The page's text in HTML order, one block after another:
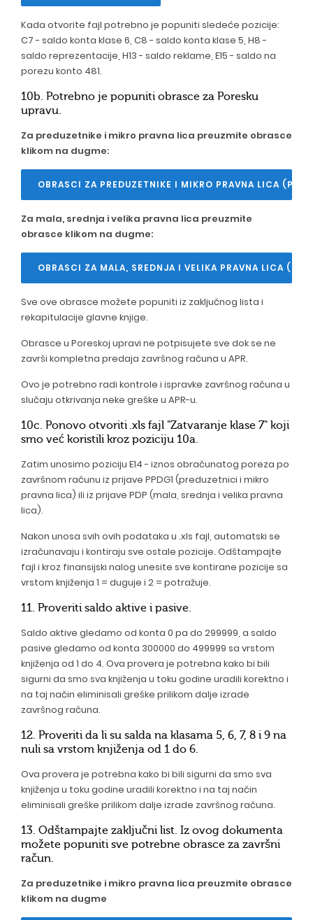
Kada otvorite fajl potrebno je popuniti sledeće pozicije:
C7 - saldo konta klase 6, C8 - saldo konta klase 5, H8 -
saldo reprezentacije, H13 - saldo reklame, E15 - saldo na
porezu konto 481.
10b. Potrebno je popuniti obrasce za Poresku
upravu.
Za preduzetnike i mikro pravna lica preuzmite obrasce
klikom na dugme:
OBRASCI ZA PREDUZETNIKE I MIKRO PRAVNA LICA
Za mala, srednja i velika pravna lica preuzmite
obrasce klikom na dugme:
OBRASCI ZA MALA, SREDNJA I VELIKA PRAVNA LICA
Sve ove obrasce možete popuniti iz zaključnog lista i
rekapitulacije glavne knjige.
Obrasce u Poreskoj upravi ne potpisujete sve dok se ne
završi kompletna predaja završnog računa u APR.
Ovo je potrebno radi kontrole i ispravke završnog računa u
slučaju otkrivanja neke greške u APR-u.
10c. Ponovo otvoriti .xls fajl "Zatvaranje klase 7" koji
smo već koristili kroz poziciju 10a.
Zatim unosimo poziciju E14 - iznos obračunatog poreza po
završnom računu iz prijave PPDG1 (preduzetnici i mikro
pravna lica) ili iz prijave PDP (mala, srednja i velika pravna
lica).
Nakon unosa svih ovih podataka u .xls fajl, automatski se
izračunavaju i kontiraju sve ostale pozicije. Odštampajte
fajl i kroz finansijski nalog unesite sve kontirane pozicije sa
vrstom knjiženja 1 = duguje i 2 = potražuje.
11. Proveriti saldo aktive i pasive.
Saldo aktive gledamo od konta 0 pa do 299999, a saldo
pasive gledamo od konta 300000 do 499999 sa vrstom
knjiženja od 1 do 4. Ova provera je potrebna kako bi bili
sigurni da smo sva knjiženja u toku godine uradili korektno i
na taj način eliminisali greške prilikom dalje izrade
završnog računa.
12. Proveriti da li su salda na klasama 5, 6, 7, 8 i 9 na
nuli sa vrstom knjiženja od 1 do 6.
Ova provera je potrebna kako bi bili sigurni da smo sva
knjiženja u toku godine uradili korektno i na taj način
eliminisali greške prilikom dalje izrade završnog računa.
13. Odštampajte zaključni list. Iz ovog dokumenta
možete popuniti sve potrebne obrasce za završni
račun.
Za preduzetnike i mikro pravna lica preuzmite obrasce
klikom na dugme